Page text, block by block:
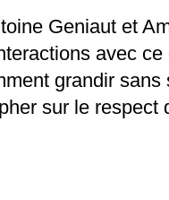
Geniaut et
avec
grandir sans
sur le respect